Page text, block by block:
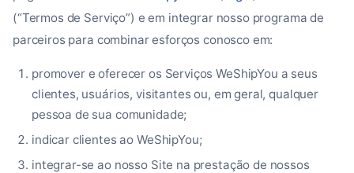
(“Termos de Serviço”) e em integrar nosso programa de
parceiros para combinar esforços conosco em:
promover e oferecer os Serviços WeShipYou a seus
clientes, usuários, visitantes ou, em geral, qualquer
pessoa de sua comunidade;
indicar clientes ao WeShipYou;
integrar-se ao nosso Site na prestação de nossos